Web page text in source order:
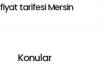
tarifesi Mersin
Konular